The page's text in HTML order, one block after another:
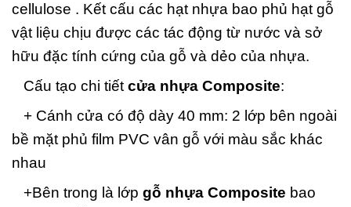
cellulose . Kết cấu các hạt nhựa bao phủ hạt gỗ
vật liệu chịu được các tác động từ nước và sở
hữu đặc tính cứng của gỗ và dẻo của nhựa.
Cấu tạo chi tiết cửa nhựa Composite:
+ Cánh cửa có độ dày 40 mm: 2 lớp bên ngoài
bề mặt phủ film PVC vân gỗ với màu sắc khác
nhau
+Bên trong là lớp gỗ nhựa Composite bao